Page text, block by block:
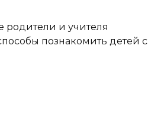
родители и учителя
познакомить детей с